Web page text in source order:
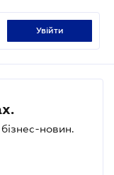
увійти
новин.